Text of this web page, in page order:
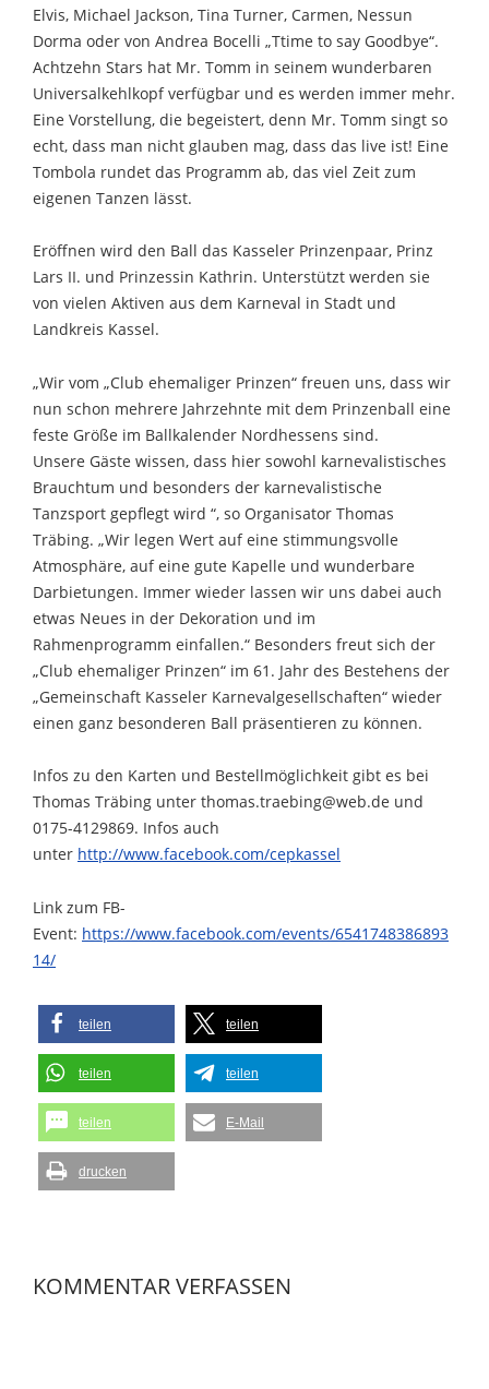
Elvis, Michael Jackson, Tina Turner, Carmen, Nessun
Dorma oder von Andrea Bocelli „Ttime to say Goodbye“.
Achtzehn Stars hat Mr. Tomm in seinem wunderbaren
Universalkehlkopf verfügbar und es werden immer mehr.
Eine Vorstellung, die begeistert, denn Mr. Tomm singt so
echt, dass man nicht glauben mag, dass das live ist! Eine
Tombola rundet das Programm ab, das viel Zeit zum
eigenen Tanzen lässt.
Eröffnen wird den Ball das Kasseler Prinzenpaar, Prinz
Lars II. und Prinzessin Kathrin. Unterstützt werden sie
von vielen Aktiven aus dem Karneval in Stadt und
Landkreis Kassel.
„Wir vom „Club ehemaliger Prinzen“ freuen uns, dass wir
nun schon mehrere Jahrzehnte mit dem Prinzenball eine
feste Größe im Ballkalender Nordhessens sind.
Unsere Gäste wissen, dass hier sowohl karnevalistisches
Brauchtum und besonders der karnevalistische
Tanzsport gepflegt wird “, so Organisator Thomas
Träbing. „Wir legen Wert auf eine stimmungsvolle
Atmosphäre, auf eine gute Kapelle und wunderbare
Darbietungen. Immer wieder lassen wir uns dabei auch
etwas Neues in der Dekoration und im
Rahmenprogramm einfallen.“ Besonders freut sich der
„Club ehemaliger Prinzen“ im 61. Jahr des Bestehens der
„Gemeinschaft Kasseler Karnevalgesellschaften“ wieder
einen ganz besonderen Ball präsentieren zu können.
Infos zu den Karten und Bestellmöglichkeit gibt es bei
Thomas Träbing unter thomas.traebing@web.de und
0175-4129869. Infos auch
unter http://www.facebook.com/cepkassel
Link zum FB-
Event: https://www.facebook.com/events/6541748386893
14/
teilen teilen
teilen teilen
teilen E-Mail
drucken
KOMMENTAR VERFASSEN